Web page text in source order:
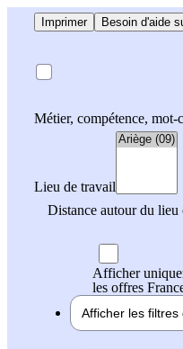
Imprimer Besoin d'aide
Métier, compétence,
Lieu de travail
Distance autour du lieu
Afficher
les offres
Afficher les filtres